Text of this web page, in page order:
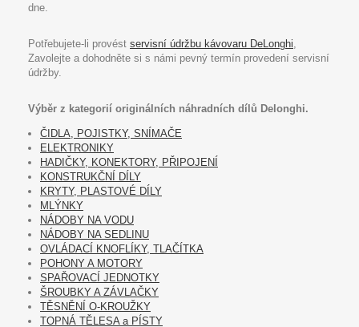
dne.
Potřebujete-li provést servisní údržbu kávovaru DeLonghi,
Zavolejte a dohodněte si s námi pevný termín provedení servisní
údržby.
Výběr z kategorií originálních náhradních dílů Delonghi.
ČIDLA, POJISTKY, SNÍMAČE
ELEKTRONIKY
HADIČKY, KONEKTORY, PŘIPOJENÍ
KONSTRUKČNÍ DÍLY
KRYTY, PLASTOVÉ DÍLY
MLÝNKY
NÁDOBY NA VODU
NÁDOBY NA SEDLINU
OVLÁDACÍ KNOFLÍKY, TLAČÍTKA
POHONY A MOTORY
SPAŘOVACÍ JEDNOTKY
ŠROUBKY A ZÁVLAČKY
TĚSNĚNÍ O-KROUŽKY
TOPNÁ TĚLESA a PÍSTY